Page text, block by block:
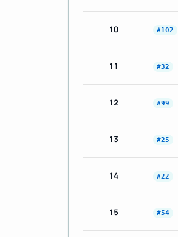
10 #102
11 #32
12 #99
13 #25
14 #22
15 #54